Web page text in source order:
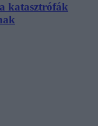
katasztrófák